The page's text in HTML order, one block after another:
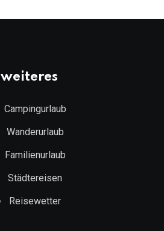
weiteres
Campingurlaub
Wanderurlaub
Familienurlaub
Städtereisen
Reisewetter